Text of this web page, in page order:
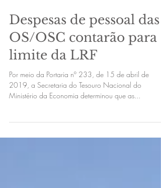
25 de abr. de 2019
Despesas de pessoal das
OS/OSC contarão para o
limite da LRF
Por meio da Portaria nº 233, de 15 de abril de
Ministério da Economia determinou que as...